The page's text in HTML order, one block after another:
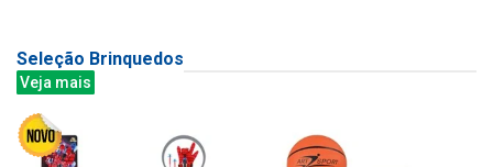
Seleção Brinquedos
Veja mais